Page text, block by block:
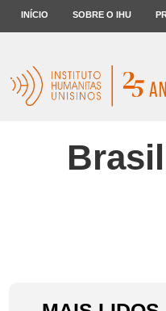
INÍCIO SOBRE O IHU